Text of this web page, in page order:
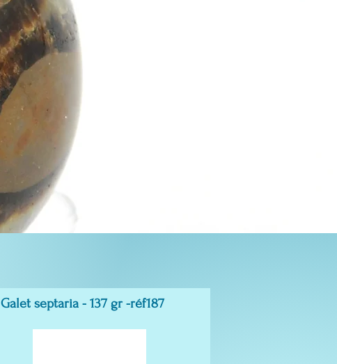
Galet septaria - 137 gr -réf187